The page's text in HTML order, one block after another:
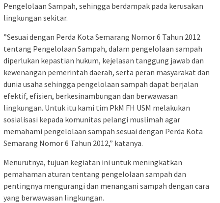
Pengelolaan Sampah, sehingga berdampak pada kerusakan
lingkungan sekitar.
”Sesuai dengan Perda Kota Semarang Nomor 6 Tahun 2012
tentang Pengelolaan Sampah, dalam pengelolaan sampah
diperlukan kepastian hukum, kejelasan tanggung jawab dan
kewenangan pemerintah daerah, serta peran masyarakat dan
dunia usaha sehingga pengelolaan sampah dapat berjalan
efektif, efisien, berkesinambungan dan berwawasan
lingkungan. Untuk itu kami tim PkM FH USM melakukan
sosialisasi kepada komunitas pelangi muslimah agar
memahami pengelolaan sampah sesuai dengan Perda Kota
Semarang Nomor 6 Tahun 2012,” katanya.
Menurutnya, tujuan kegiatan ini untuk meningkatkan
pemahaman aturan tentang pengelolaan sampah dan
pentingnya mengurangi dan menangani sampah dengan cara
yang berwawasan lingkungan.